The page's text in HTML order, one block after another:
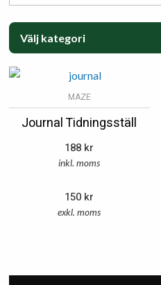
MAZE
Journal Tidningsställ
188 kr
inkl. moms
150 kr
exkl. moms